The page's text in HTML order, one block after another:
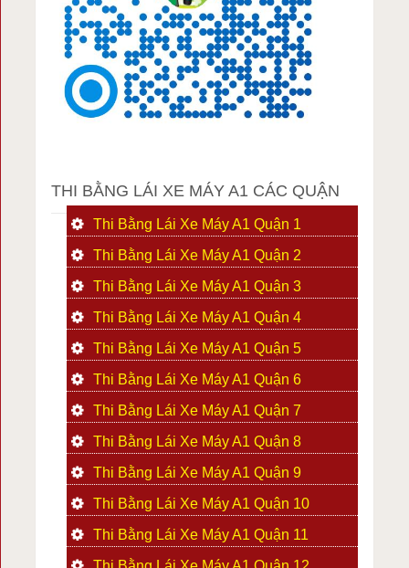
THI BẰNG LÁI XE MÁY A1 CÁC QUẬN
Thi Bằng Lái Xe Máy A1 Quận 1
Thi Bằng Lái Xe Máy A1 Quận 2
Thi Bằng Lái Xe Máy A1 Quận 3
Thi Bằng Lái Xe Máy A1 Quận 4
Thi Bằng Lái Xe Máy A1 Quận 5
Thi Bằng Lái Xe Máy A1 Quận 6
Thi Bằng Lái Xe Máy A1 Quận 7
Thi Bằng Lái Xe Máy A1 Quận 8
Thi Bằng Lái Xe Máy A1 Quận 9
Thi Bằng Lái Xe Máy A1 Quận 10
Thi Bằng Lái Xe Máy A1 Quận 11